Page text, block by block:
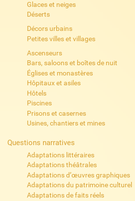
Glaces et neiges
Déserts
Décors urbains
Petites villes et villages
Ascenseurs
Bars, saloons et boîtes de nuit
Églises et monastères
Hôpitaux et asiles
Hôtels
Piscines
Prisons et casernes
Usines, chantiers et mines
Questions narratives
Adaptations littéraires
Adaptations théâtrales
Adaptations d’œuvres graphiques
Adaptations du patrimoine culturel
Adaptations de faits réels